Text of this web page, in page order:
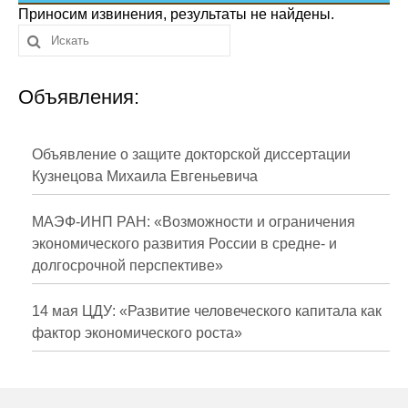
Сотрудники
Отчетность
Противодействие коррупции
Публикации
Научная жизнь
Издания
Проблемы прогнозирования
О журнале
Приносим извинения, результаты не найдены.
Объявления:
Объявление о защите докторской диссертации
Кузнецова Михаила Евгеньевича
МАЭФ-ИНП РАН: «Возможности и ограничения
экономического развития России в средне- и
долгосрочной перспективе»
14 мая ЦДУ: «Развитие человеческого капитала как
фактор экономического роста»